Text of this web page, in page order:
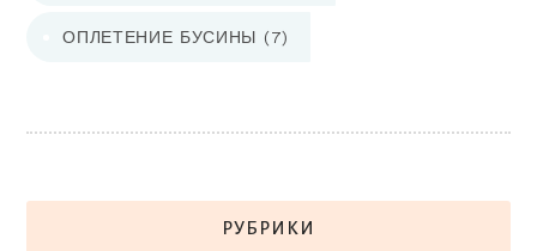
ОПЛЕТЕНИЕ БУСИНЫ (7)
РУБРИКИ